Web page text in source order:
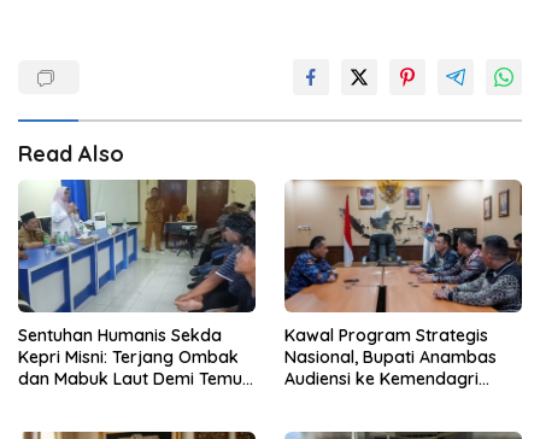
Read Also
Sentuhan Humanis Sekda
Kepri Misni: Terjang Ombak
dan Mabuk Laut Demi Temui
Kawal Program Strategis
Nasional, Bupati Anambas
Audiensi ke Kemendagri